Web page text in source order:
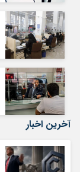
آخرین اخبار